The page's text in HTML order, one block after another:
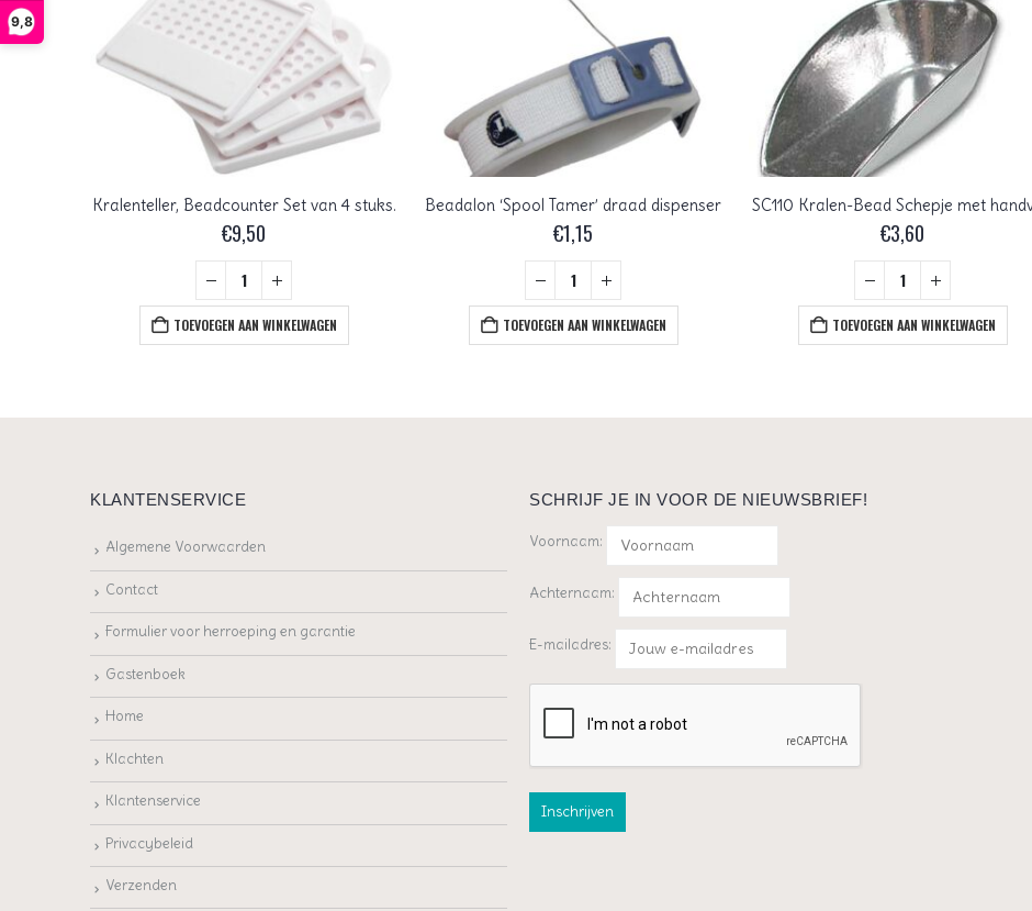
9,8
Kralenteller, Beadcounter Set van 4 stuks.
€9,50
TOEVOEGEN AAN WINKELWAGEN
Beadalon ‘Spool Tamer’ draad dispenser
€1,15
TOEVOEGEN AAN WINKELWAGEN
SC110 Kralen-Bead Schepje met
€3,60
TOEVOEGEN AAN WINKELWAGEN
KLANTENSERVICE
Algemene Voorwaarden
Contact
Formulier voor herroeping en garantie
Gastenboek
Home
Klachten
Klantenservice
Privacybeleid
Verzenden
SCHRIJF JE IN VOOR DE NIEUWSBRIEF!
Voornaam:
Achternaam:
E-mailadres: